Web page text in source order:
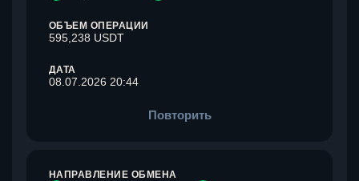
ОБЪЕМ ОПЕРАЦИИ
595,238 USDT
ДАТА
08.07.2026 20:44
Повторить
НАПРАВЛЕНИЕ ОБМЕНА